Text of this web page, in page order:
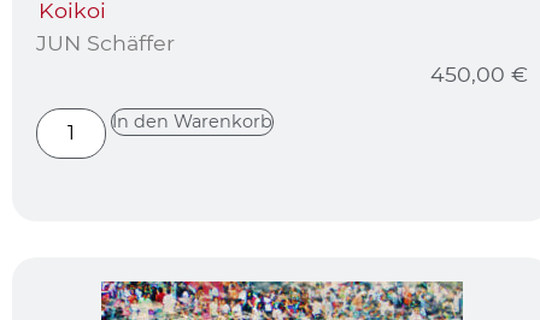
Koikoi
JUN Schäffer
450,00 €
In den Warenkorb